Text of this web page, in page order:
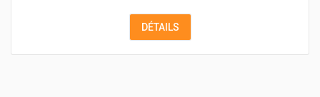
DÉTAILS